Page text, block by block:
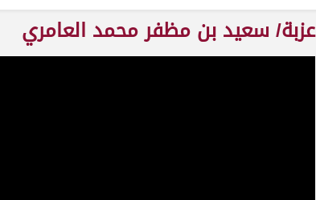
عزبة/ سعيد بن مظفر محمد العامري